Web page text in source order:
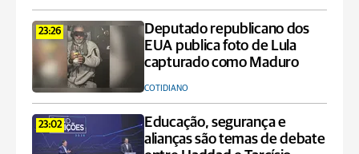
23:26
Deputado republicano dos
EUA publica foto de Lula
capturado como Maduro
COTIDIANO
23:02
Educação, segurança e
alianças são temas de debate